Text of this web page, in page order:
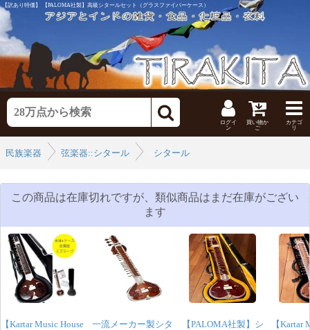
【訳あり特価】 【PALOMA社製】高級シタールセット（グラスファイバーケース）
ログイ
ン
買い物か
ご
カテゴ
リ
民族楽器
弦楽器::シタール シタール
この商品は在庫切れですが、類似商品はまだ在庫がござい
ます
【Kartar Music House
一流メーカー製シタ
【PALOMA社製】シ
【Kartar